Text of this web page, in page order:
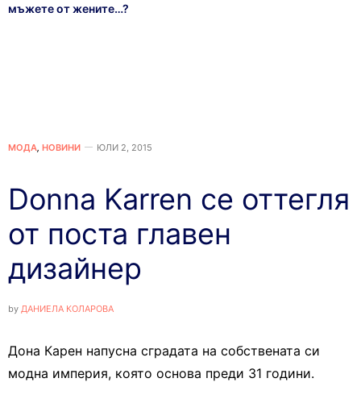
мъжете от жените…?
МОДА НОВИНИ ЮЛИ 2, 2015
Donna Karren се оттегля
от поста главен
дизайнер
by ДАНИЕЛА КОЛАРОВА
Дона Карен напусна сградата на собствената си
модна империя, която основа преди 31 години.